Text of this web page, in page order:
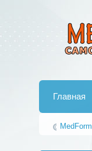
Главная
MedForm